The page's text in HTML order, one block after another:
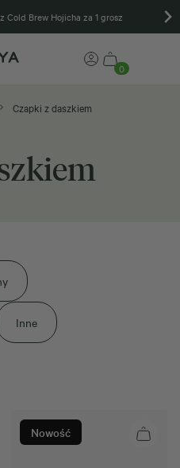
Cold Brew Hojicha za 1 grosz
0
Czapki z daszkiem
Inne
Nowość